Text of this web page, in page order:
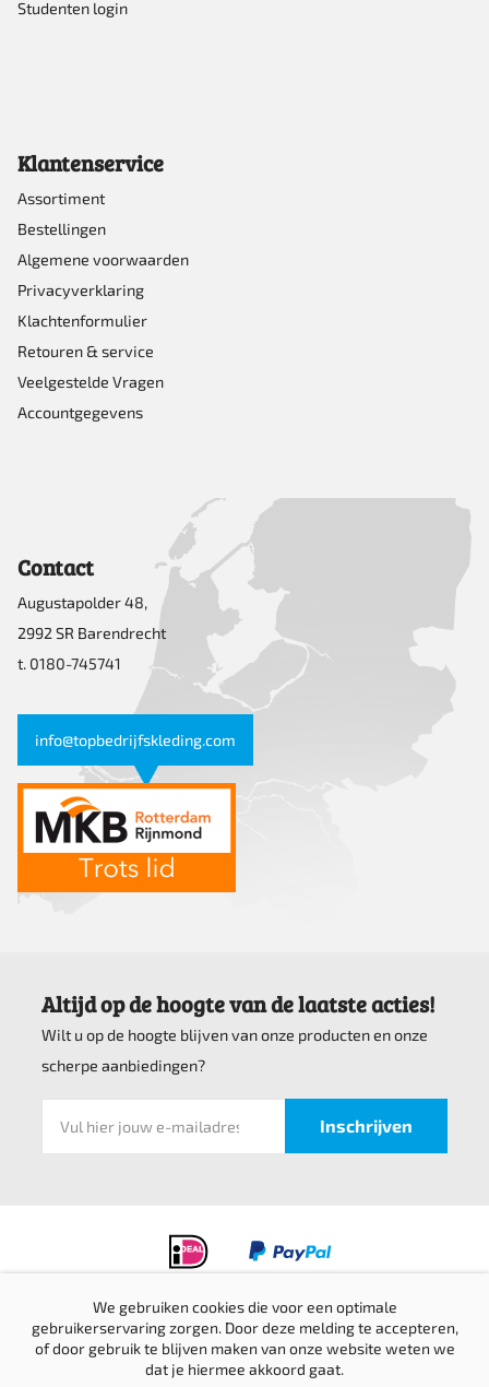
Studenten login
Klantenservice
Assortiment
Bestellingen
Algemene voorwaarden
Privacyverklaring
Klachtenformulier
Retouren & service
Veelgestelde Vragen
Accountgegevens
Contact
Augustapolder 48,
2992 SR Barendrecht
t. 0180-745741
info@topbedrijfskleding.com
Altijd op de hoogte van de laatste acties!
Wilt u op de hoogte blijven van onze producten en onze
scherpe aanbiedingen?
Privacyverklaring
Verzending & retournering
We gebruiken cookies die voor een optimale
gebruikerservaring zorgen. Door deze melding te accepteren,
of door gebruik te blijven maken van onze website weten we
dat je hiermee akkoord gaat.